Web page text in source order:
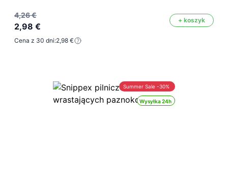
4,26 €
2,98 €
+ koszyk
Cena z 30 dni:2,98 €
Wysyłka 24h
Summer Sale -30%